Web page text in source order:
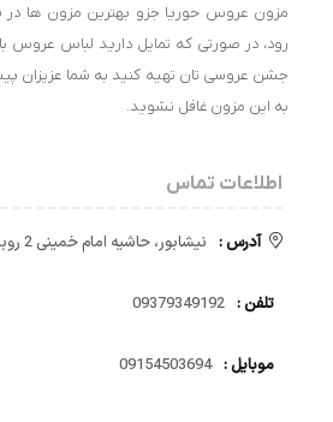
مزون عروس حوریا جزو بهترین مزون ها در
رود، در صورتی که تمایل دارید لباس عروس
جشن عروسی تان تهیه کنید به شما عزیزان
به این مزون غافل نشوید.
اطلاعات تماس
آدرس : نیشابور، حاشیه امام خمینی 2 روبروی فروشگاه نخودی
تلفن : 09379349192
موبایل : 09154503694